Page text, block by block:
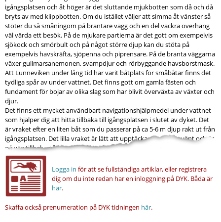
igångsplatsen och åt höger är det sluttande mjukbotten som då och då
bryts av med klippbotten. Om du istället väljer att simma åt vänster så
stöter du så småningom på brantare vägg och en del vackra överhäng
väl värda ett besök. På de mjukare partierna är det gott om exempelvis
sjökock och smörbult och på något större djup kan du stöta på
exempelvis havskräfta, sjöpenna och piprensare. På de branta väggarna
växer gullmarsanemonen, svampdjur och rörbyggande havsborstmask.
Att Lunneviken under lång tid har varit båtplats för småbåtar finns det
tydliga spår av under vattnet. Det finns gott om gamla fästen och
fundament för bojar av olika slag som har blivit överväxta av växter och
djur.
Det finns ett mycket användbart navigationshjälpmedel under vattnet
som hjälper dig att hitta tillbaka till igångsplatsen i slutet av dyket. Det
är vraket efter en liten båt som du passerar på ca 5-6 m djup rakt ut från
igångsplatsen. Det lilla vraket är lätt att upptäcka när du har vänt och är
på väg tillbaka på grundare djup under den sista delen av dyket.
Logga in för att se fullständiga artiklar, eller registrera
dig om du inte redan har en inloggning på DYK. Båda är
här.
Skaffa också prenumeration på DYK tidningen här.